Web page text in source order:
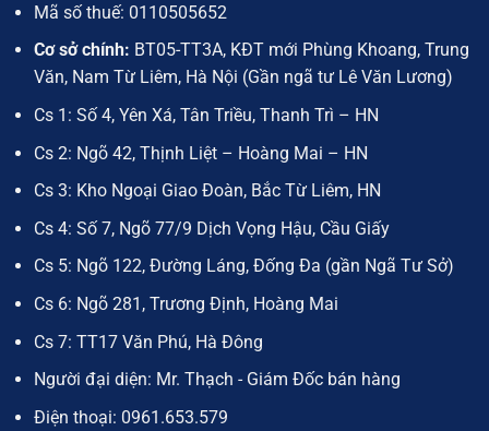
Mã số thuế: 0110505652
Cơ sở chính: BT05-TT3A, KĐT mới Phùng Khoang, Trung
Văn, Nam Từ Liêm, Hà Nội (Gần ngã tư Lê Văn Lương)
Cs 1: Số 4, Yên Xá, Tân Triều, Thanh Trì – HN
Cs 2: Ngõ 42, Thịnh Liệt – Hoàng Mai – HN
Cs 3: Kho Ngoại Giao Đoàn, Bắc Từ Liêm, HN
Cs 4: Số 7, Ngõ 77/9 Dịch Vọng Hậu, Cầu Giấy
Cs 5: Ngõ 122, Đường Láng, Đống Đa (gần Ngã Tư Sở)
Cs 6: Ngõ 281, Trương Định, Hoàng Mai
Cs 7: TT17 Văn Phú, Hà Đông
Người đại diện: Mr. Thạch - Giám Đốc bán hàng
Điện thoại: 0961.653.579